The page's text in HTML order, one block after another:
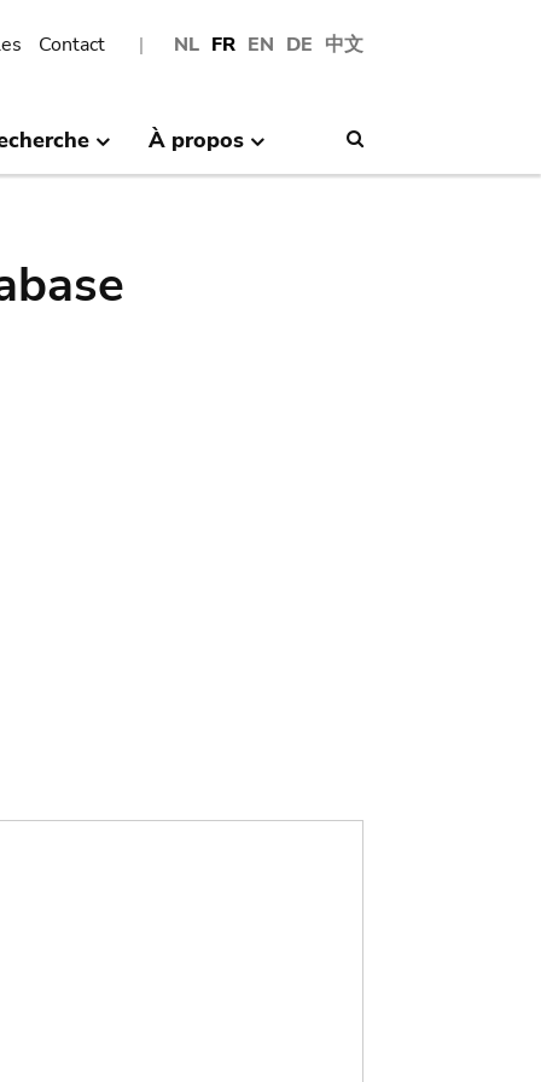
NL FR EN DE 中文
Contact
À propos